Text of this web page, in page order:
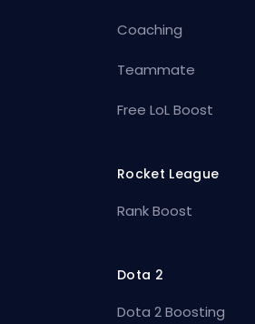
Coaching
Teammate
Free LoL Boost
Rocket League
Rank Boost
Dota 2
Dota 2 Boosting